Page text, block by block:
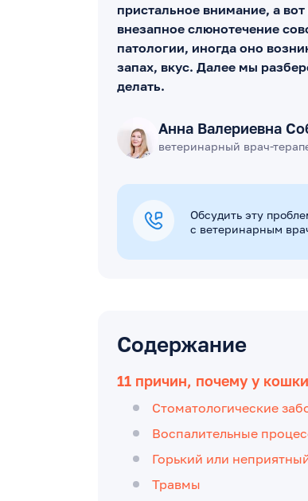
пристальное внимание, а
внезапное слюнотечение
патологии, иногда оно
запах, вкус. Далее мы
делать.
Анна Валериевна
ветеринарный врач-
Обсудить эту
с ветеринарным
Содержание
11 причин, почему у
Стоматологические
Воспалительные
Горький или
Травмы